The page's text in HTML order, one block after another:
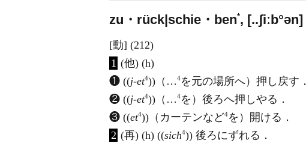
zu・rück|schie・ben*, [..ʃiːb°ən]
[動] (212)
1 (他) (h)
❶ ((j-et4))（…4を元の場所へ）押し戻す．
❷ ((j-et4))（…4を）後ろへ押しやる．
❸ ((et4))（カーテンなど4を）開ける．
2 (再) (h) ((sich4)) 後ろにずれる．